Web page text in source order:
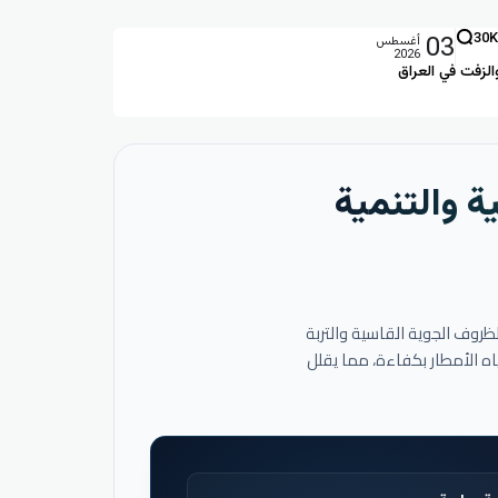
في العراق
30K
03 أغسطس
2026
والتنمية
الجوية القاسية والتربة
الأمطار بكفاءة، مما يقلل